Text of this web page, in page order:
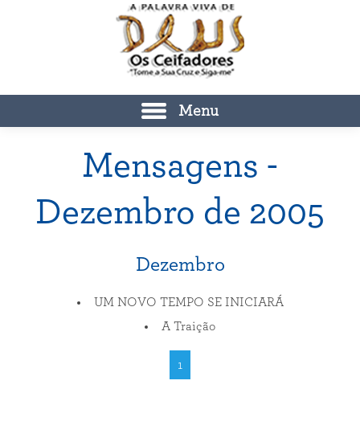
Menu
Mensagens -
Dezembro de 2005
Dezembro
UM NOVO TEMPO SE INICIARÁ
A Traição
1